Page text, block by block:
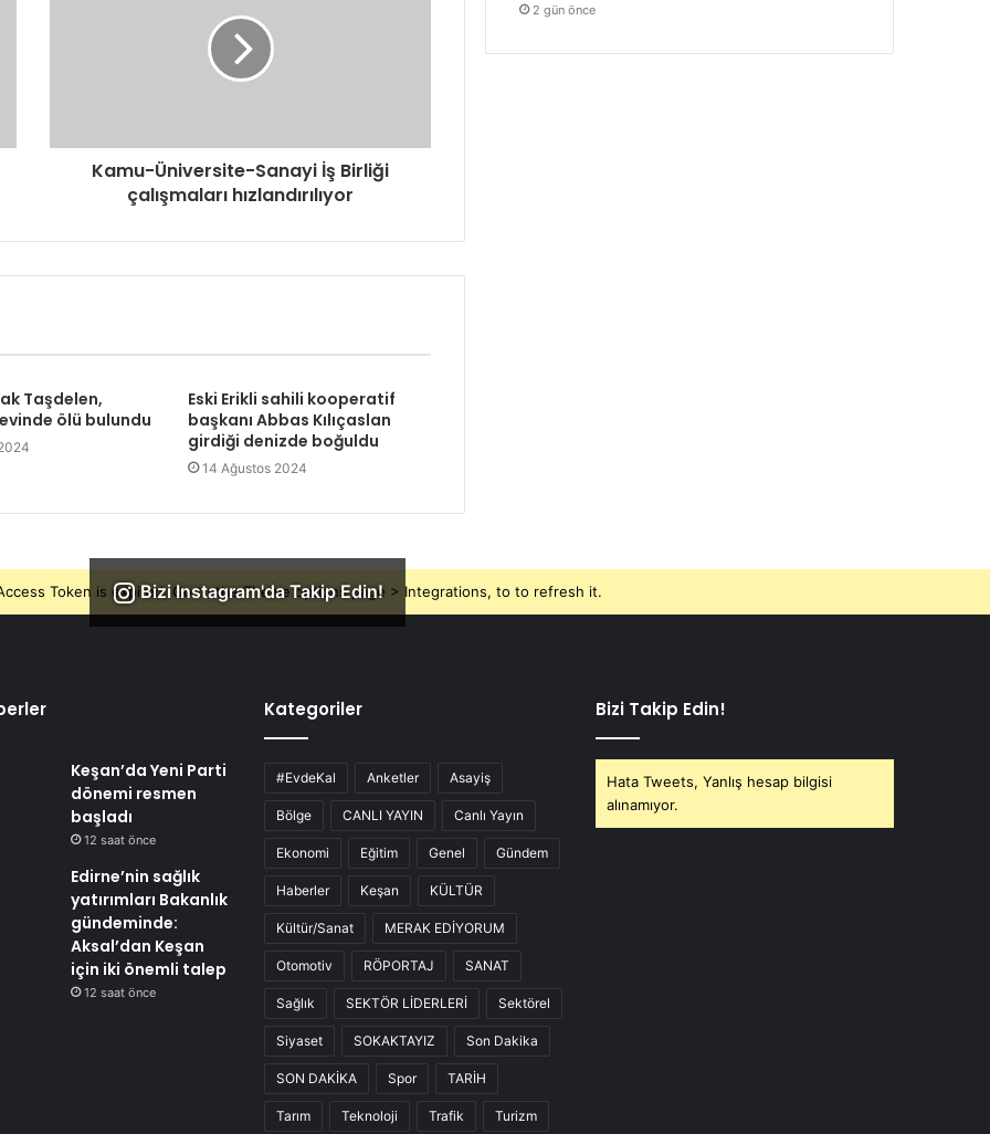
Kamu-Üniversite-Sanayi İş Birliği
çalışmaları hızlandırılıyor
Taşdelen,
ölü bulundu
Eski Erikli sahili kooperatif
başkanı Abbas Kılıçaslan
girdiği denizde boğuldu
14 Ağustos 2024
2 gün önce
Bizi Instagram'da Takip Edin!
Token is expired, Go to the Theme options page > Integrations, to to refresh it.
Keşan’da Yeni Parti
dönemi resmen
başladı
12 saat önce
Edirne’nin sağlık
yatırımları Bakanlık
gündeminde:
Aksal’dan Keşan
için iki önemli talep
12 saat önce
Kategoriler
#EvdeKal Anketler Asayiş
Bölge CANLI YAYIN Canlı Yayın
Ekonomi Eğitim Genel Gündem
Haberler Keşan KÜLTÜR
Kültür/Sanat MERAK EDİYORUM
Otomotiv RÖPORTAJ SANAT
Sağlık SEKTÖR LİDERLERİ Sektörel
Siyaset SOKAKTAYIZ Son Dakika
SON DAKİKA Spor TARİH
Tarım Teknoloji Trafik Turizm
Bizi Takip Edin!
Hata Tweets, Yanlış hesap bilgisi
alınamıyor.